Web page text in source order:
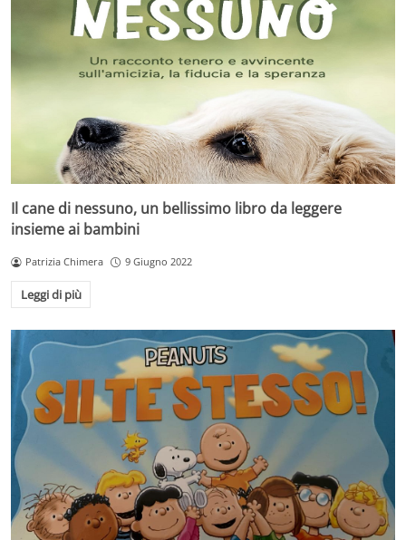
Il cane di nessuno, un bellissimo libro da leggere
insieme ai bambini
Patrizia Chimera 9 Giugno 2022
Leggi di più